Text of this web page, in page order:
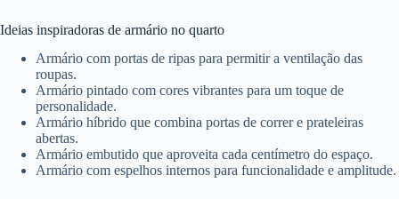
Ideias inspiradoras de armário no quarto
Armário com portas de ripas para permitir a ventilação das
roupas.
Armário pintado com cores vibrantes para um toque de
personalidade.
Armário híbrido que combina portas de correr e prateleiras
abertas.
Armário embutido que aproveita cada centímetro do espaço.
Armário com espelhos internos para funcionalidade e amplitude.